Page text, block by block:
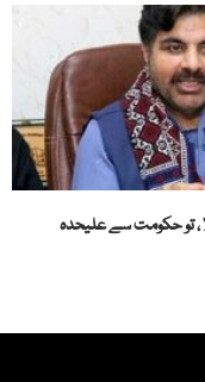
، تو حکومت سے علیحدہ